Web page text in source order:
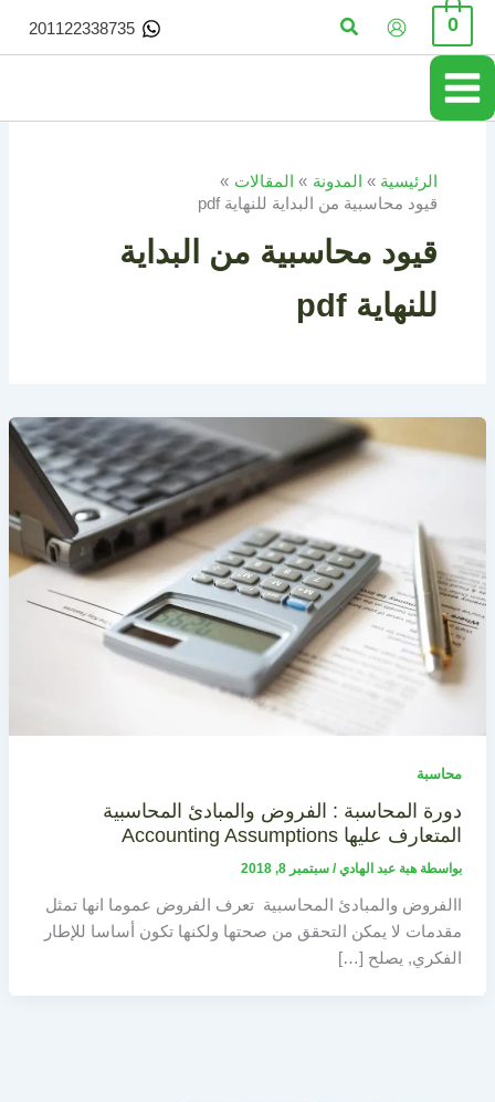
تخطي
المحتوى
0 البحث 201122338735
الرئيسية المدونة
المقالات
قيود محاسبية من البداية للنهاية pdf
قيود محاسبية من البداية
للنهاية pdf
محاسبة
دورة المحاسبة : الفروض والمبادئ المحاسبية
المتعارف عليها Accounting Assumptions
بواسطة هبة عبد الهادي/ سبتمبر 8, 2018
االفروض والمبادئ المحاسبية تعرف الفروض عموما انها تمثل
مقدمات لا يمكن التحقق من صحتها ولكنها تكون أساسا للإطار
الفكري, يصلح […]